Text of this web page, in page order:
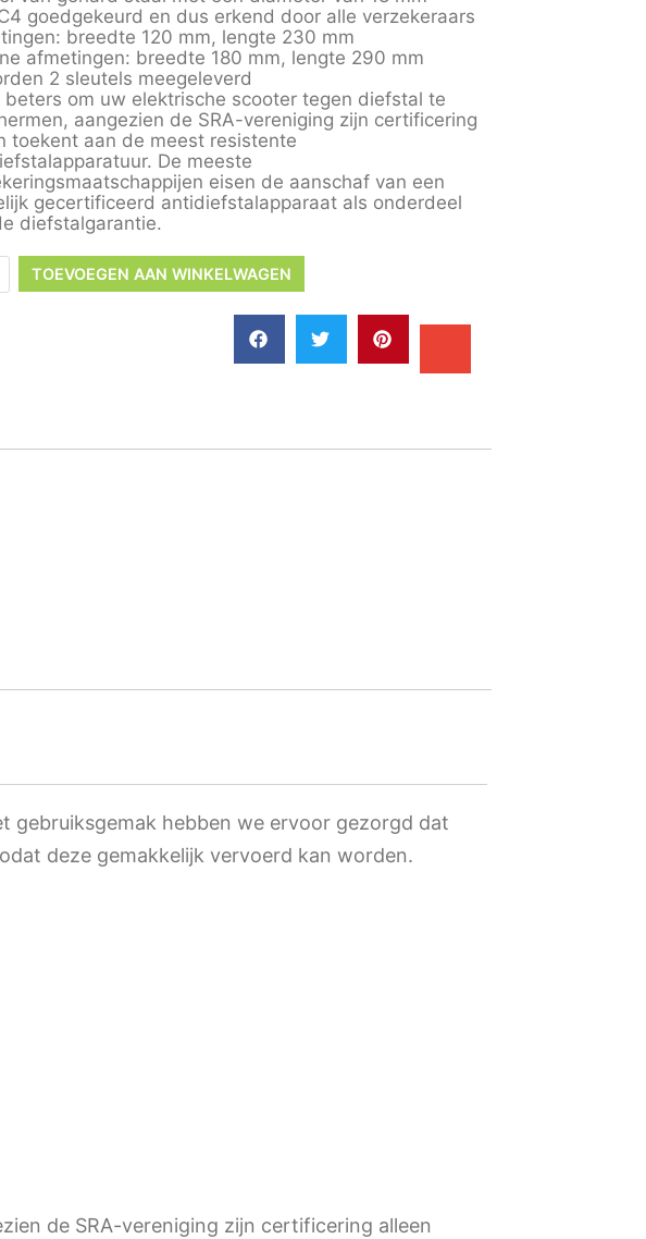
goedgekeurd en dus erkend door alle verzekeraars
breedte 120 mm, lengte 230 mm
afmetingen: breedte 180 mm, lengte 290 mm
2 sleutels meegeleverd
beters om uw elektrische scooter tegen diefstal te
aangezien de SRA-vereniging zijn certificering
toekent aan de meest resistente
De meeste
eisen de aanschaf van een
gecertificeerd antidiefstalapparaat als onderdeel
diefstalgarantie.
TOEVOEGEN AAN WINKELWAGEN
gebruiksgemak hebben we ervoor gezorgd dat
deze gemakkelijk vervoerd kan worden.
de SRA-vereniging zijn certificering alleen